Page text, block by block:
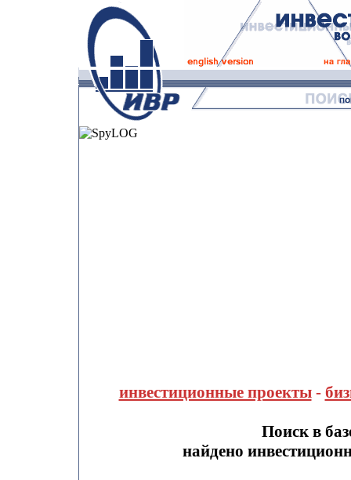
инвестиционные проекты-
Поиск в
найдено